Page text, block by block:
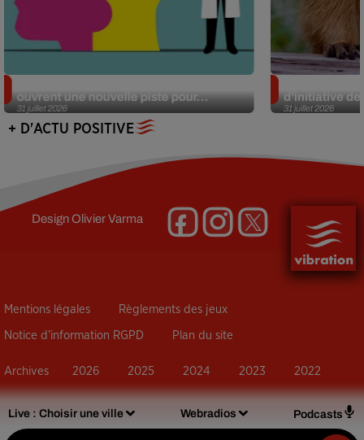
Live : Choisir une ville Webradios Podcasts
31 juillet 2026
ouvrent une nouvelle piste pour...
31 juillet 2026
d’initiative
+ D'ACTU POSITIVE
DesignOlivier Varma
Mentions légales Règlements des jeux
Notice d’information RGPD Plan du site
Archives 2026 2025 2024 2023 2022